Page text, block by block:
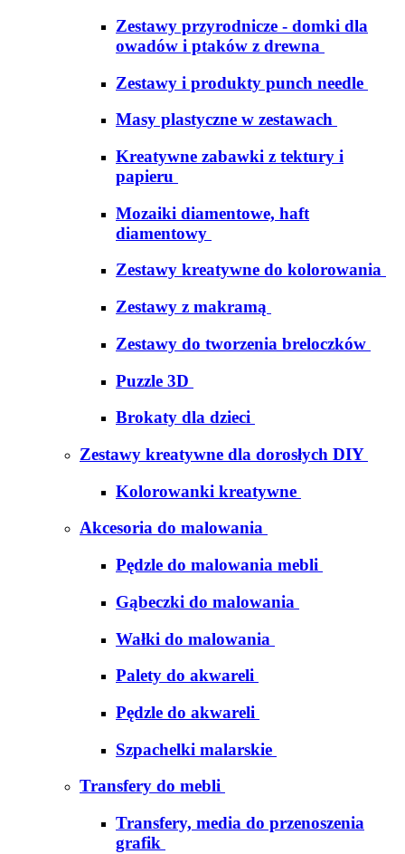
Zestawy przyrodnicze - domki dla
owadów i ptaków z drewna
Zestawy i produkty punch needle
Masy plastyczne w zestawach
Kreatywne zabawki z tektury i
papieru
Mozaiki diamentowe, haft
diamentowy
Zestawy kreatywne do kolorowania
Zestawy z makramą
Zestawy do tworzenia breloczków
Puzzle 3D
Brokaty dla dzieci
Zestawy kreatywne dla dorosłych DIY
Kolorowanki kreatywne
Akcesoria do malowania
Pędzle do malowania mebli
Gąbeczki do malowania
Wałki do malowania
Palety do akwareli
Pędzle do akwareli
Szpachelki malarskie
Transfery do mebli
Transfery, media do przenoszenia
grafik